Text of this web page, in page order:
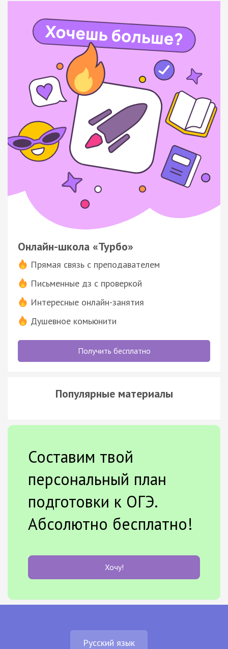
Онлайн-школа «Турбо»
Прямая связь с преподавателем
Письменные дз с проверкой
Интересные онлайн-занятия
Душевное комьюнити
Получить бесплатно
Популярные материалы
Составим твой
персональный план
подготовки к ОГЭ.
Абсолютно бесплатно!
Хочу!
Русский язык